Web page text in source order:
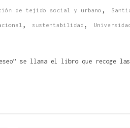
de tejido social y urbano ,
, sustentabilidad ,
se llama el libro que recoge las